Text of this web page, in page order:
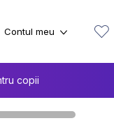
copii
Contul meu